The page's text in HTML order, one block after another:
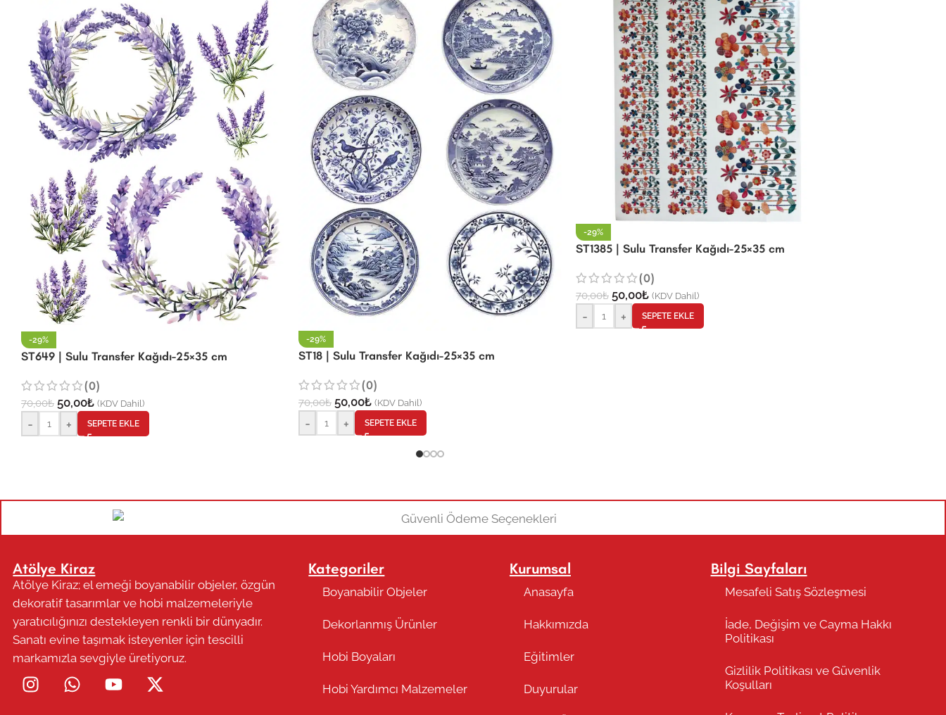
-29%
ST649 | Sulu Transfer Kağıdı-25×35 cm
(0)
70,00₺ 50,00₺ (KDV Dahil)
- + SEPETE EKLE
-29%
ST18 | Sulu Transfer Kağıdı-25×35 cm
(0)
70,00₺ 50,00₺ (KDV Dahil)
- + SEPETE EKLE
-29%
ST1385 | Sulu Transfer Kağıdı-25×35 cm
(0)
70,00₺ 50,00₺ (KDV Dahil)
- + SEPETE EKLE
Atölye Kiraz
Atölye Kiraz; el emeği boyanabilir objeler, özgün
dekoratif tasarımlar ve hobi malzemeleriyle
yaratıcılığınızı destekleyen renkli bir dünyadır.
Sanatı evine taşımak isteyenler için tescilli
markamızla sevgiyle üretiyoruz.
Kategoriler
Boyanabilir Objeler
Dekorlanmış Ürünler
Hobi Boyaları
Hobi Yardımcı Malzemeler
Kurumsal
Anasayfa
Hakkımızda
Eğitimler
Duyurular
Bilgi Sayfaları
Mesafeli Satış Sözleşmesi
İade, Değişim ve Cayma Hakkı
Politikası
Gizlilik Politikası ve Güvenlik
Koşulları